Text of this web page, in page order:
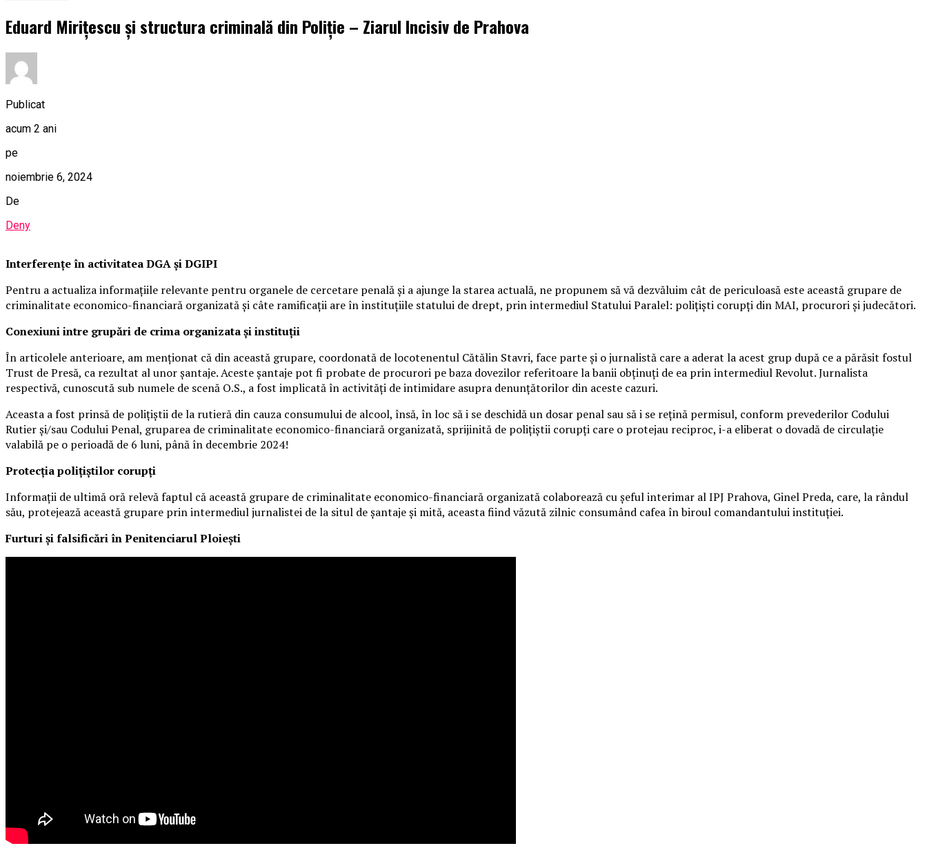
Eduard Mirițescu și structura criminală din Poliție – Ziarul Incisiv de Prahova
Publicat
acum 2 ani
pe
noiembrie 6, 2024
De
Deny
Interferențe în activitatea DGA și DGIPI
Pentru a actualiza informațiile relevante pentru organele de cercetare penală și a ajunge la starea actuală, ne propunem să vă dezvăluim cât de periculoasă este această grupare de
criminalitate economico-financiară organizată și câte ramificații are în instituțiile statului de drept, prin intermediul Statului Paralel: polițiști corupți din MAI, procurori și judecători.
Conexiuni intre grupări de crima organizata și instituții
În articolele anterioare, am menționat că din această grupare, coordonată de locotenentul Cătălin Stavri, face parte și o jurnalistă care a aderat la acest grup după ce a părăsit fostul
Trust de Presă, ca rezultat al unor șantaje. Aceste șantaje pot fi probate de procurori pe baza dovezilor referitoare la banii obținuți de ea prin intermediul Revolut. Jurnalista
respectivă, cunoscută sub numele de scenă O.S., a fost implicată în activități de intimidare asupra denunțătorilor din aceste cazuri.
Aceasta a fost prinsă de polițiștii de la rutieră din cauza consumului de alcool, însă, în loc să i se deschidă un dosar penal sau să i se rețină permisul, conform prevederilor Codului
Rutier și/sau Codului Penal, gruparea de criminalitate economico-financiară organizată, sprijinită de polițiștii corupți care o protejau reciproc, i-a eliberat o dovadă de circulație
valabilă pe o perioadă de 6 luni, până în decembrie 2024!
Protecția polițiștilor corupți
Informații de ultimă oră relevă faptul că această grupare de criminalitate economico-financiară organizată colaborează cu șeful interimar al IPJ Prahova, Ginel Preda, care, la rândul
său, protejează această grupare prin intermediul jurnalistei de la situl de șantaje și mită, aceasta fiind văzută zilnic consumând cafea în biroul comandantului instituției.
Furturi și falsificări în Penitenciarul Ploiești